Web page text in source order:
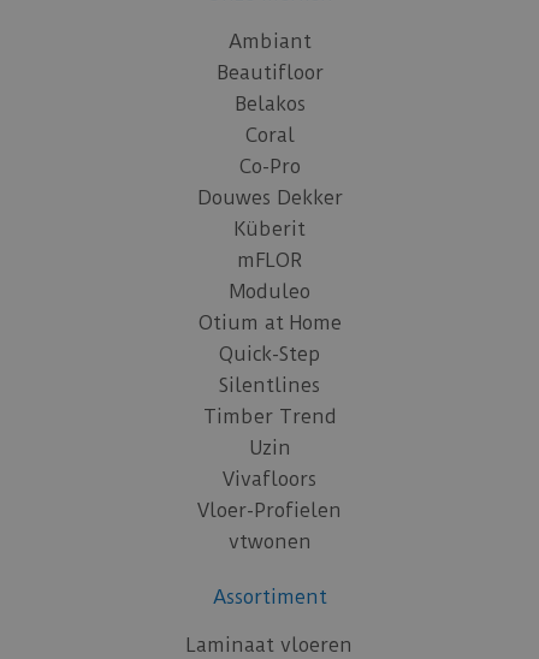
Ambiant
Beautifloor
Belakos
Coral
Co-Pro
Douwes Dekker
Küberit
mFLOR
Moduleo
Otium at Home
Quick-Step
Silentlines
Timber Trend
Uzin
Vivafloors
Vloer-Profielen
vtwonen
Assortiment
Laminaat vloeren